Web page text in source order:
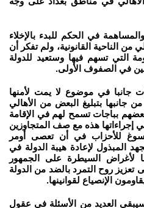
في الحكم للبدء بالإخلاء
الناحية القانونية، ولم تفكر أن
التي تسهم فيها وستعيد للدولة
في الصفوف الأولى.
جانبا في موضوع لا يمت لأمنها
جانبها بتبليغ البعض من الأهالي
بعضهم بباجات تسمح لهم في الإقامة
إجراءاتها هذه مع صف المتجاوزين
للأحزاب في أن تعصى أومر
المبذول لإعادة هيبة الدولة في
لأغراض السيطرة على الجمهور
روح التمرد بالضد من الدولة
الإنصياع لقوانينها.
العديد من الأسئلة في عقول